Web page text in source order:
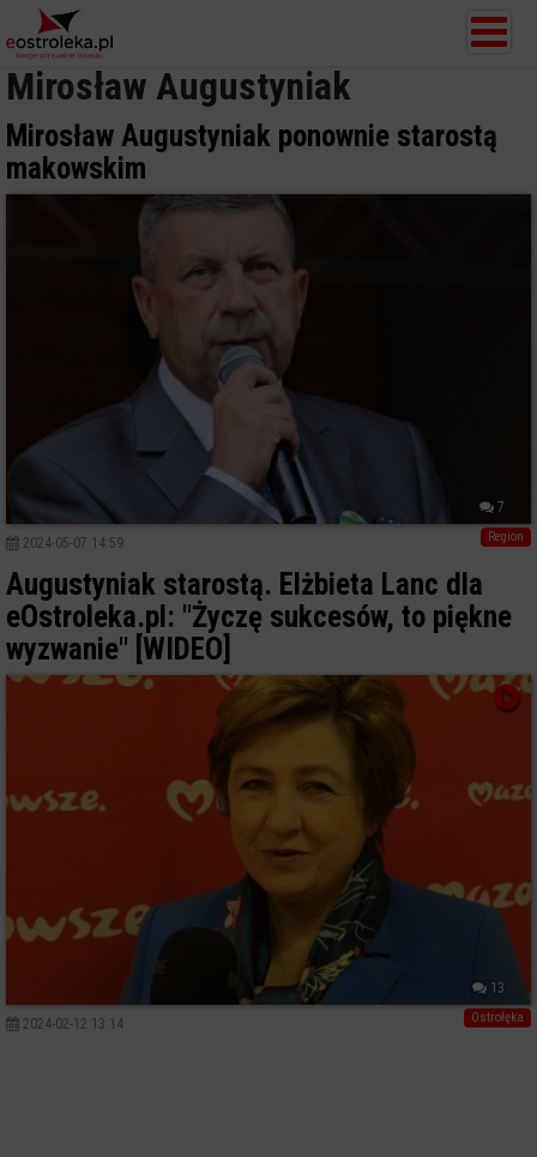
Mirosław Augustyniak
Mirosław Augustyniak ponownie starostą
makowskim
7
Region
2024-05-07 14:59
Augustyniak starostą. Elżbieta Lanc dla
eOstroleka.pl: "Życzę sukcesów, to piękne
wyzwanie" [WIDEO]
13
Ostrołęka
2024-02-12 13:14